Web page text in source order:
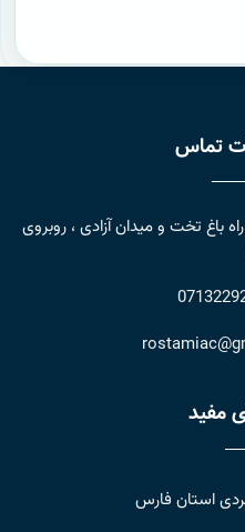
تماس
باغ تخت و میدان آزادی ، روبروی
مفید
استان فارس